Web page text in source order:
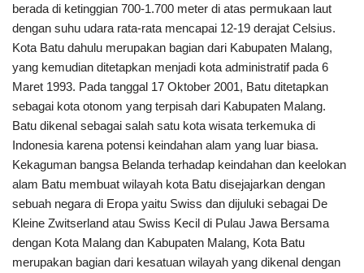
berada di ketinggian 700-1.700 meter di atas permukaan laut
dengan suhu udara rata-rata mencapai 12-19 derajat Celsius.
Kota Batu dahulu merupakan bagian dari Kabupaten Malang,
yang kemudian ditetapkan menjadi kota administratif pada 6
Maret 1993. Pada tanggal 17 Oktober 2001, Batu ditetapkan
sebagai kota otonom yang terpisah dari Kabupaten Malang.
Batu dikenal sebagai salah satu kota wisata terkemuka di
Indonesia karena potensi keindahan alam yang luar biasa.
Kekaguman bangsa Belanda terhadap keindahan dan keelokan
alam Batu membuat wilayah kota Batu disejajarkan dengan
sebuah negara di Eropa yaitu Swiss dan dijuluki sebagai De
Kleine Zwitserland atau Swiss Kecil di Pulau Jawa Bersama
dengan Kota Malang dan Kabupaten Malang, Kota Batu
merupakan bagian dari kesatuan wilayah yang dikenal dengan